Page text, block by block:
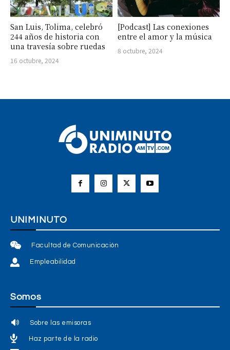
San Luis, Tolima, celebró
244 años de historia con
una travesía sobre ruedas
16 octubre, 2024
[Podcast] Las conexiones
entre el amor y la música
8 octubre, 2024
UNIMINUTO
Facultad de Comunicación
Empleabilidad
Somos
Sobre las emisoras
Haz parte de la radio